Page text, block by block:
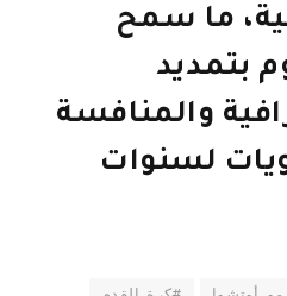
ما سمح
بتمديد
والمنافسة
لسنوات